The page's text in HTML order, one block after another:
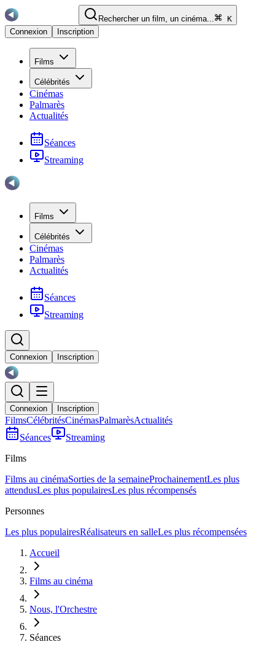
Rechercher un film, un cinéma...
K
Connexion
Inscription
Films
Célébrités
Cinémas
Palmarès
Actualités
Séances
Streaming
Films
Célébrités
Cinémas
Palmarès
Actualités
Séances
Streaming
Connexion Inscription
Connexion Inscription
FilmsCélébritésCinémasPalmarèsActualités
Séances
Streaming
Films
Films au cinémaSorties de la semaineProchainementLes plus
attendusLes plus populairesLes plus récompensés
Personnes
Les plus populairesRéalisateurs en salleLes plus récompensées
Accueil
Films au cinéma
Nous, l'Orchestre
Séances